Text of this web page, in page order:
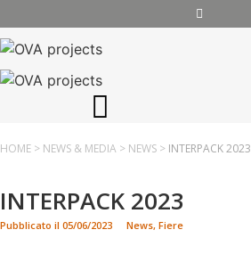
HOME > NEWS & MEDIA > NEWS > INTERPACK 2023
INTERPACK 2023
Pubblicato il 05/06/2023 News, Fiere